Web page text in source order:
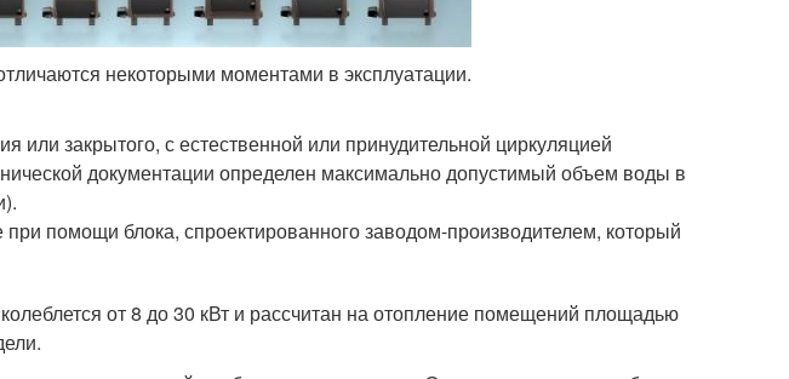
некоторыми моментами в эксплуатации.
или закрытого, с естественной или принудительной циркуляцией
документации определен максимально допустимый объем воды в
помощи блока, спроектированного заводом-производителем, который
от 8 до 30 кВт и рассчитан на отопление помещений площадью